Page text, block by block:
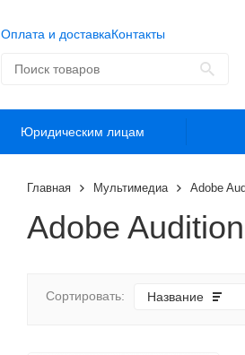
Оплата и доставкаКонтакты
Юридическим лицам
Главная Мультимедиа Adobe
Adobe
Сортировать: Название